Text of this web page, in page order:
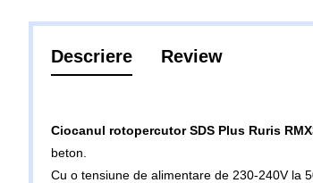
Descriere Review
Ciocanul rotopercutor SDS Plus Ruris
beton.
Cu o tensiune de alimentare de 230-240V la